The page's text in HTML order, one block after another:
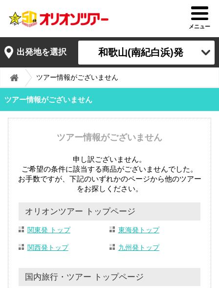
メニュー
出発地を選択 和歌山(南紀白浜)発
ツアー情報がございません
ツアー情報がございません
ツアー情報がございません
申し訳ございません。
ご希望の条件に該当する商品がございませんでした。
お手数ですが、下記のいずれかのページから他のツアー
をお探しください。
オリオンツアー トップページ
関東発 トップ 東海発トップ
関西発トップ 九州発トップ
国内旅行・ツアー トップページ